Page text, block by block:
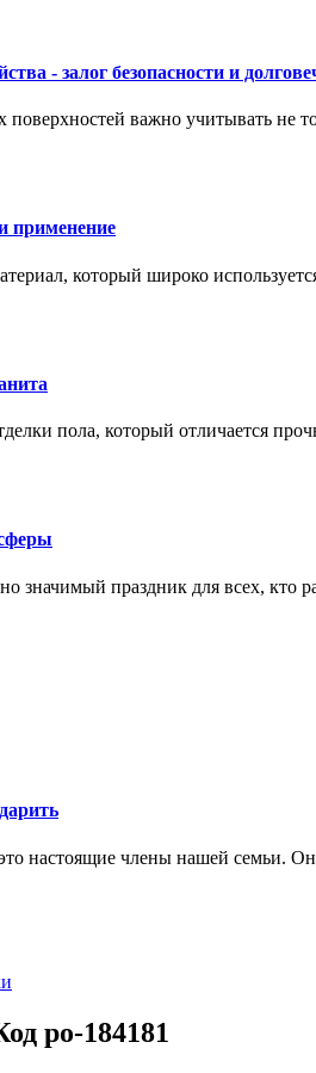
- залог безопасности и
важно учитывать не
применение
который широко
пола, который отличается
значимый праздник для всех, кто
настоящие члены нашей семьи.
po-184181